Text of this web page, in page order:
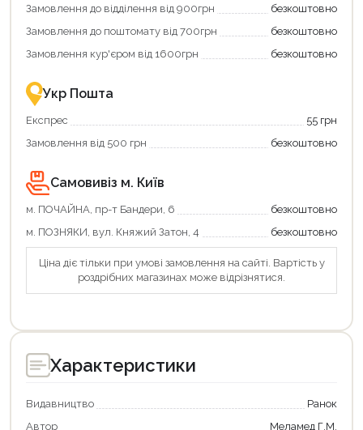
переваги!
картою
єКнига
–
зручно
та
вигідно!
повернення
Економте
більше
разом
державною
підтримкою!
Замовлення до відділення від 900грн
безкоштовно
Замовлення до поштомату від 700грн
безкоштовно
Замовлення кур'єром від 1600грн
безкоштовно
Укр Пошта
Експрес
55 грн
Замовлення від 500 грн
безкоштовно
Самовивіз м. Київ
м. ПОЧАЙНА, пр-т Бандери, 6
безкоштовно
м. ПОЗНЯКИ, вул. Княжий Затон, 4
безкоштовно
Ціна діє тільки при умові замовлення на сайті. Вартість у
роздрібних магазинах може відрізнятися.
Характеристики
Видавництво
Ранок
Автор
Меламед Г.М.